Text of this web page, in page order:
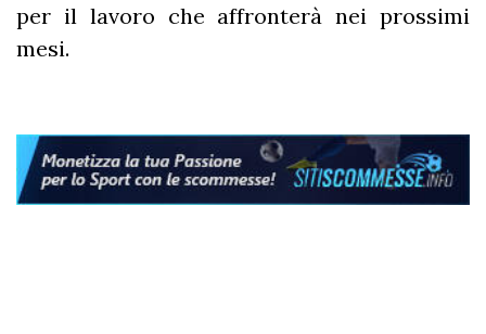
per il lavoro che affronterà nei prossimi
mesi.